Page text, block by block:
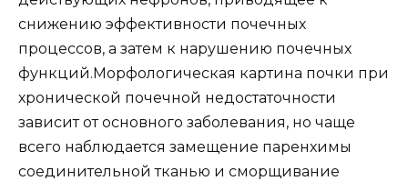
снижению эффективности почечных
процессов, а затем к нарушению почечных
функций.Морфологическая картина почки при
хронической почечной недостаточности
зависит от основного заболевания, но чаще
всего наблюдается замещение паренхимы
соединительной тканью и сморщивание